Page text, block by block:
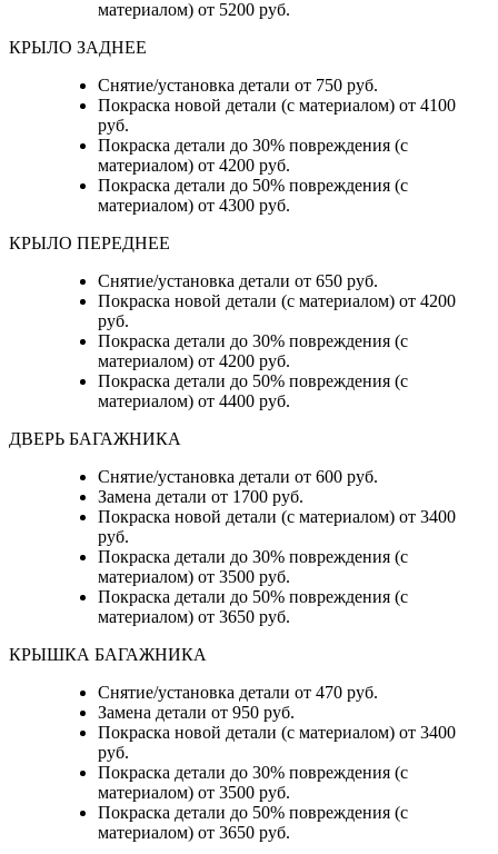
материалом) от 5200 руб.
КРЫЛО ЗАДНЕЕ
Снятие/установка детали от 750 руб.
Покраска новой детали (с материалом) от 4100
руб.
Покраска детали до 30% повреждения (с
материалом) от 4200 руб.
Покраска детали до 50% повреждения (с
материалом) от 4300 руб.
КРЫЛО ПЕРЕДНЕЕ
Снятие/установка детали от 650 руб.
Покраска новой детали (с материалом) от 4200
руб.
Покраска детали до 30% повреждения (с
материалом) от 4200 руб.
Покраска детали до 50% повреждения (с
материалом) от 4400 руб.
ДВЕРЬ БАГАЖНИКА
Снятие/установка детали от 600 руб.
Замена детали от 1700 руб.
Покраска новой детали (с материалом) от 3400
руб.
Покраска детали до 30% повреждения (с
материалом) от 3500 руб.
Покраска детали до 50% повреждения (с
материалом) от 3650 руб.
КРЫШКА БАГАЖНИКА
Снятие/установка детали от 470 руб.
Замена детали от 950 руб.
Покраска новой детали (с материалом) от 3400
руб.
Покраска детали до 30% повреждения (с
материалом) от 3500 руб.
Покраска детали до 50% повреждения (с
материалом) от 3650 руб.